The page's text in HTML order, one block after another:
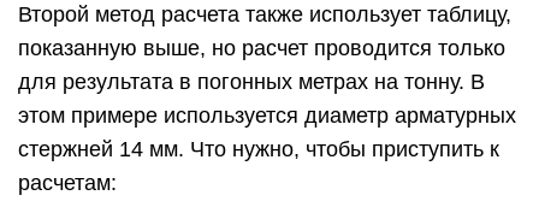
Второй метод расчета также использует таблицу,
показанную выше, но расчет проводится только
для результата в погонных метрах на тонну. В
этом примере используется диаметр арматурных
стержней 14 мм. Что нужно, чтобы приступить к
расчетам: